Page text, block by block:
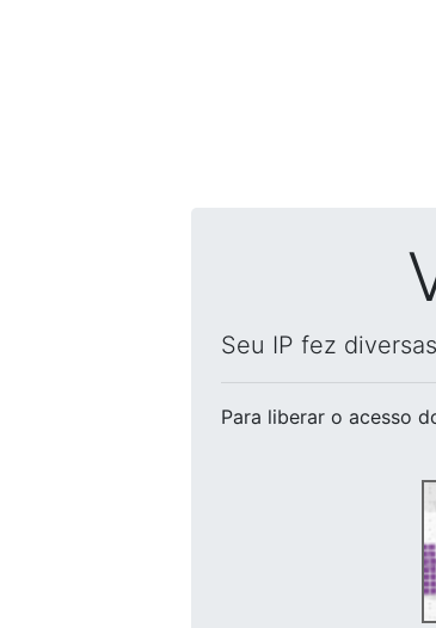
Seu IP fez
Para liberar o acesso